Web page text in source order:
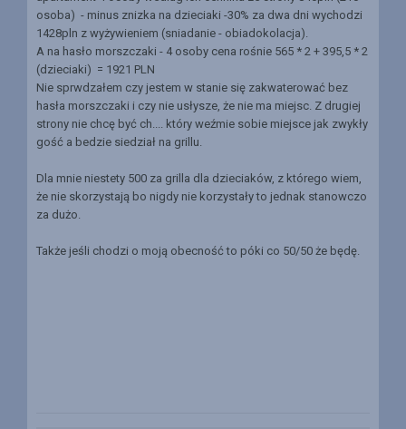
osoba) - minus znizka na dzieciaki -30% za dwa dni wychodzi
1428pln z wyżywieniem (sniadanie - obiadokolacja).
A na hasło morszczaki - 4 osoby cena rośnie 565 * 2 + 395,5 * 2
(dzieciaki) = 1921 PLN
Nie sprwdzałem czy jestem w stanie się zakwaterować bez
hasła morszczaki i czy nie usłysze, że nie ma miejsc. Z drugiej
strony nie chcę być ch.... który weźmie sobie miejsce jak zwykły
gość a bedzie siedział na grillu.
Dla mnie niestety 500 za grilla dla dzieciaków, z którego wiem,
że nie skorzystają bo nigdy nie korzystały to jednak stanowczo
za dużo.
Także jeśli chodzi o moją obecność to póki co 50/50 że będę.